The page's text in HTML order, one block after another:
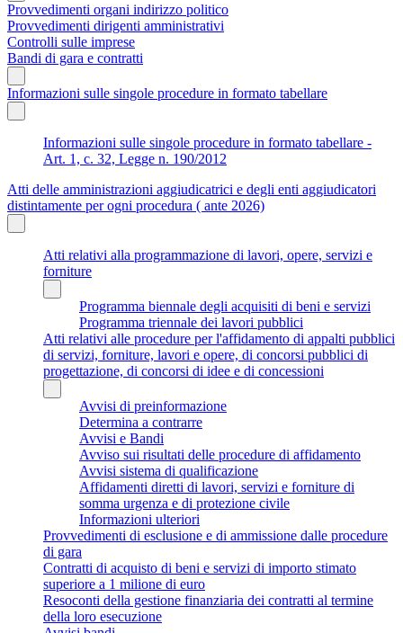
Provvedimenti organi indirizzo politico
Provvedimenti dirigenti amministrativi
Controlli sulle imprese
Bandi di gara e contratti
Informazioni sulle singole procedure in formato tabellare
Informazioni sulle singole procedure in formato tabellare -
Art. 1, c. 32, Legge n. 190/2012
Atti delle amministrazioni aggiudicatrici e degli enti aggiudicatori
distintamente per ogni procedura ( ante 2026)
Atti relativi alla programmazione di lavori, opere, servizi e
forniture
Programma biennale degli acquisiti di beni e servizi
Programma triennale dei lavori pubblici
Atti relativi alle procedure per l'affidamento di appalti pubblici
di servizi, forniture, lavori e opere, di concorsi pubblici di
progettazione, di concorsi di idee e di concessioni
Avvisi di preinformazione
Determina a contrarre
Avvisi e Bandi
Avviso sui risultati delle procedure di affidamento
Avvisi sistema di qualificazione
Affidamenti diretti di lavori, servizi e forniture di
somma urgenza e di protezione civile
Informazioni ulteriori
Provvedimenti di esclusione e di ammissione dalle procedure
di gara
Contratti di acquisto di beni e servizi di importo stimato
superiore a 1 milione di euro
Resoconti della gestione finanziaria dei contratti al termine
della loro esecuzione